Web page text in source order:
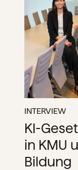
INTERVIEW
KI-
in KMU
Bildung